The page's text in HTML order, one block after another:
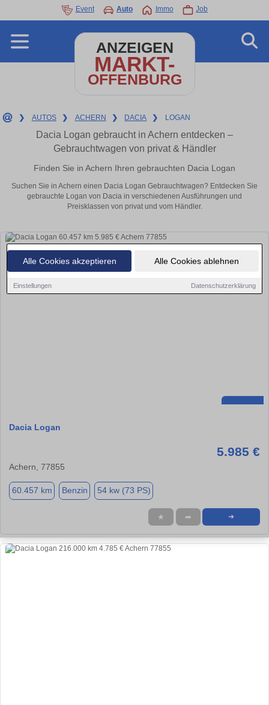
Alle Cookies akzeptieren Alle Cookies ablehnen
Einstellungen Datenschutzerklärung
Event Auto Immo Job
ANZEIGEN
MARKT-
OFFENBURG
❯ AUTOS ❯ ACHERN ❯ DACIA ❯ LOGAN
Dacia Logan gebraucht in Achern entdecken –
Gebrauchtwagen von privat & Händler
Finden Sie in Achern Ihren gebrauchten Dacia Logan
Suchen Sie in Achern einen Dacia Logan Gebrauchtwagen? Entdecken Sie
gebrauchte Logan von Dacia in verschiedenen Ausführungen und
Preisklassen von privat und vom Händler.
Dacia Logan
5.985 €
Achern, 77855
60.457 km Benzin 54 kw (73 PS)
★ ➦ ➜